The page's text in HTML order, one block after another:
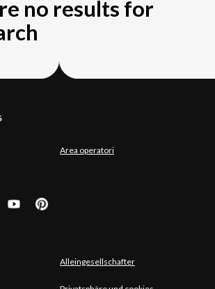
no results for
Area operatori
Alleingesellschafter